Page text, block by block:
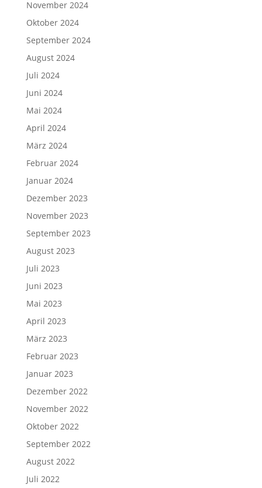
November 2024
Oktober 2024
September 2024
August 2024
Juli 2024
Juni 2024
Mai 2024
April 2024
März 2024
Februar 2024
Januar 2024
Dezember 2023
November 2023
September 2023
August 2023
Juli 2023
Juni 2023
Mai 2023
April 2023
März 2023
Februar 2023
Januar 2023
Dezember 2022
November 2022
Oktober 2022
September 2022
August 2022
Juli 2022